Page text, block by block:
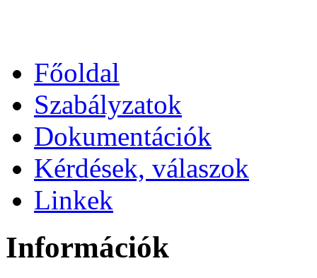
Főoldal
Szabályzatok
Dokumentációk
Kérdések, válaszok
Linkek
Információk